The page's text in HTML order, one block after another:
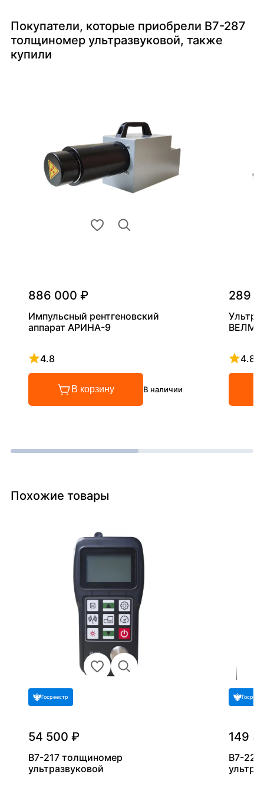
Покупатели, которые приобрели В7-287
толщиномер ультразвуковой, также
купили
886 000 ₽
Импульсный рентгеновский
аппарат АРИНА-9
4.8
Рейтинг 4.8 из 5
В корзину В наличии
289
4.8
Похожие товары
Госреестр
54 500 ₽
В7-217 толщиномер
ультразвуковой
149
В7-